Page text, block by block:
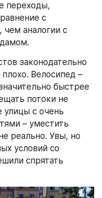
переходы,
с
аналогии с
законодательно
Велосипед –
быстрее
потоки не
улицы с очень
– уместить
реально. Увы, но
условий со
спрятать